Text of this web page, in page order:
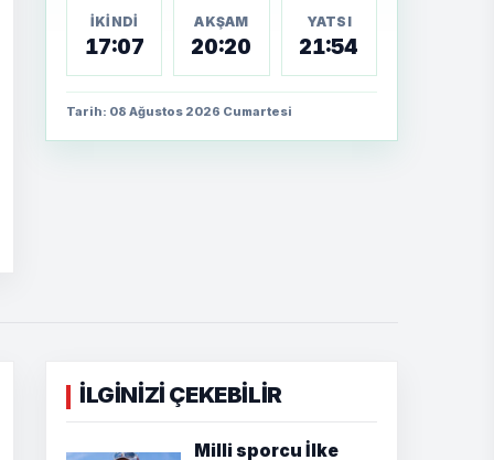
İKINDI
17:07
AKŞAM
20:20
YATSI
21:54
Tarih: 08 Ağustos 2026 Cumartesi
İLGİNİZİ ÇEKEBİLİR
Milli sporcu İlke